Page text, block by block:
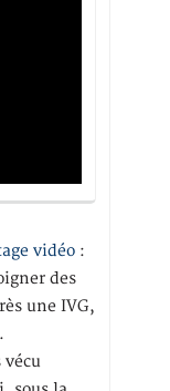
vidéo :
des
une IVG,